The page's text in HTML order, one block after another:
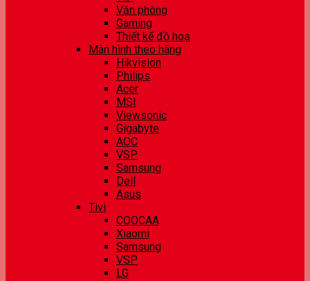
Văn phòng
Gaming
Thiết kế đồ hoạ
Màn hình theo hãng
Hikvision
Philips
Acer
MSI
Viewsonic
Gigabyte
AOC
VSP
Samsung
Dell
Asus
Tivi
COOCAA
Xiaomi
Samsung
VSP
LG